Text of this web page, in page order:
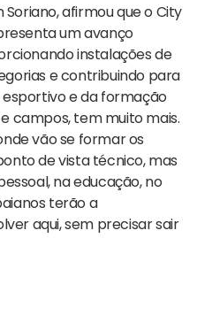
Soriano, afirmou que o City
um avanço
instalações de
e contribuindo para
e da formação
campos, tem muito mais.
vão se formar os
de vista técnico, mas
na educação, no
terão a
aqui, sem precisar sair